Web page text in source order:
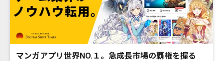
マンガアプリ世界NO.１。急成長市場の覇権を握る